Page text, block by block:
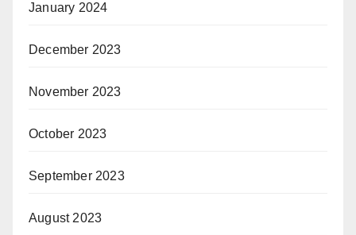
January 2024
December 2023
November 2023
October 2023
September 2023
August 2023